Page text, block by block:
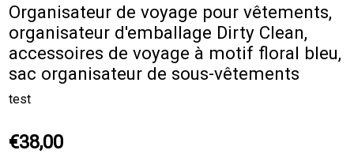
Organisateur de voyage pour vêtements,
organisateur d'emballage Dirty Clean,
accessoires de voyage à motif floral bleu,
sac organisateur de sous-vêtements
test
€38,00